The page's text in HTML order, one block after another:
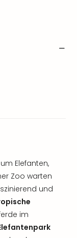
Elefanten,
Zoo warten
und
im